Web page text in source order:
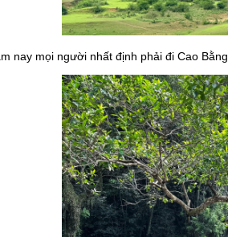
mọi người nhất định phải đi Cao Bằng.